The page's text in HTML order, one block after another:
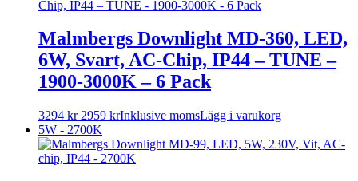
Malmbergs Downlight MD-360, LED,
6W, Svart, AC-Chip, IP44 – TUNE –
1900-3000K – 6 Pack
3294kr 2959 krInklusive momsLägg i varukorg
5W - 2700K